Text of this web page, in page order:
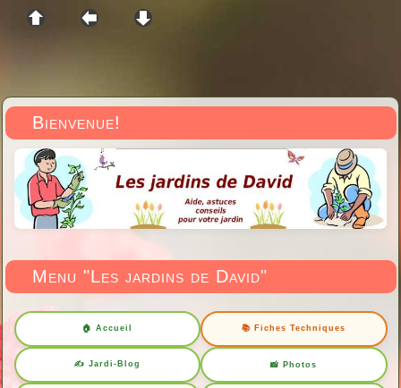
Bienvenue!
Menu "Les jardins de David"
🏠 Accueil 📚 Fiches Techniques
✍️ Jardi-Blog 📸 Photos